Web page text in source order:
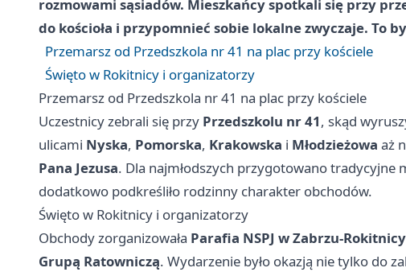
rozmowami sąsiadów. Mieszkańcy spotkali się przy
do kościoła i przypomnieć sobie lokalne zwyczaje. To
Przemarsz od Przedszkola nr 41 na plac przy kościele
Święto w Rokitnicy i organizatorzy
Przemarsz od Przedszkola nr 41 na plac przy kościele
Uczestnicy zebrali się przy Przedszkolu nr 41, skąd
ulicami Nyska, Pomorska, Krakowska i Młodzieżowa aż
Pana Jezusa. Dla najmłodszych przygotowano
dodatkowo podkreśliło rodzinny charakter obchodów.
Święto w Rokitnicy i organizatorzy
Obchody zorganizowała Parafia NSPJ w Zabrzu-Rokitnicy
Grupą Ratowniczą. Wydarzenie było okazją nie tylko do